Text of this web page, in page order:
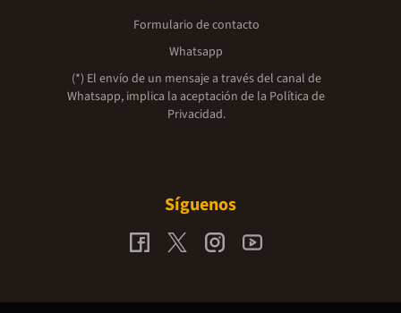
Formulario de contacto
Whatsapp
(*) El envío de un mensaje a través del canal de
Whatsapp, implica la aceptación de la Política de
Privacidad.
Síguenos